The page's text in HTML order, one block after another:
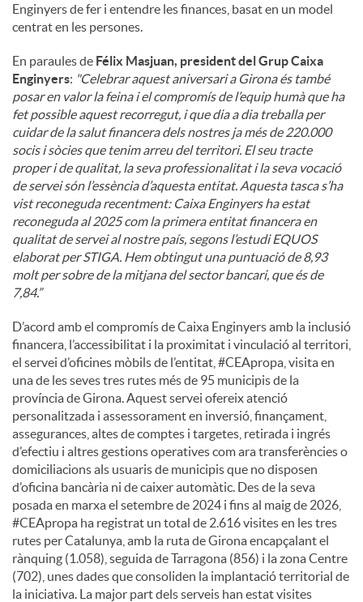
Enginyers de fer i entendre les finances, basat en un model
centrat en les persones.
En paraules de Félix Masjuan, president del Grup Caixa
Enginyers: "Celebrar aquest aniversari a Girona és també
posar en valor la feina i el compromís de l’equip humà que ha
fet possible aquest recorregut, i que dia a dia treballa per
cuidar de la salut financera dels nostres ja més de 220.000
socis i sòcies que tenim arreu del territori. El seu tracte
proper i de qualitat, la seva professionalitat i la seva vocació
de servei són l’essència d’aquesta entitat. Aquesta tasca s’ha
vist reconeguda recentment: Caixa Enginyers ha estat
reconeguda al 2025 com la primera entitat financera en
qualitat de servei al nostre país, segons l’estudi EQUOS
elaborat per STIGA. Hem obtingut una puntuació de 8,93
molt per sobre de la mitjana del sector bancari, que és de
7,84.”
D’acord amb el compromís de Caixa Enginyers amb la inclusió
financera, l’accessibilitat i la proximitat i vinculació al territori,
el servei d’oficines mòbils de l’entitat, #CEApropa, visita en
una de les seves tres rutes més de 95 municipis de la
província de Girona. Aquest servei ofereix atenció
personalitzada i assessorament en inversió, finançament,
assegurances, altes de comptes i targetes, retirada i ingrés
d’efectiu i altres gestions operatives com ara transferències o
domiciliacions als usuaris de municipis que no disposen
d’oficina bancària ni de caixer automàtic. Des de la seva
posada en marxa el setembre de 2024 i fins al maig de 2026,
#CEApropa ha registrat un total de 2.616 visites en les tres
rutes per Catalunya, amb la ruta de Girona encapçalant el
rànquing (1.058), seguida de Tarragona (856) i la zona Centre
(702), unes dades que consoliden la implantació territorial de
la iniciativa. La major part dels serveis han estat visites